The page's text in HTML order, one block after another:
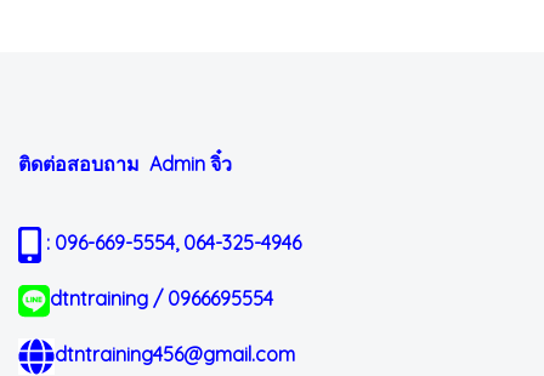
ติดต่อสอบถาม Admin จิ๋ว
: 096-669-5554, 064-325-4946
dtntraining / 0966695554
dtntraining456@gmail.com